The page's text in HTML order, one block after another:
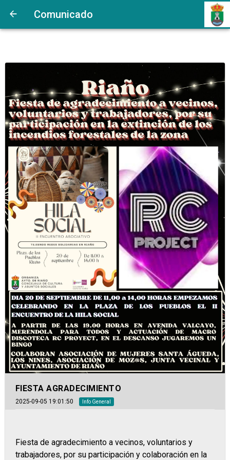
Comunicado
FIESTA AGRADECIMIENTO
2025-09-05 19:01:50 Info General
Fiesta de agradecimiento a vecinos, voluntarios y
trabajadores, por su participación y colaboración en la